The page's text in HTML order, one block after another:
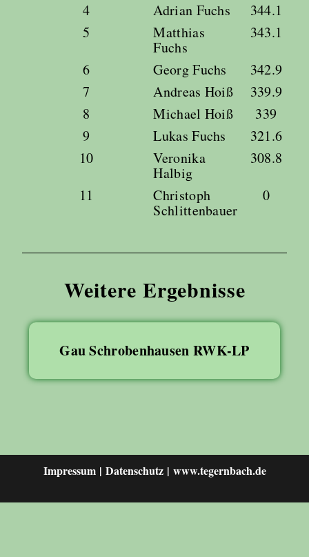
4
Adrian Fuchs 344.1
5
Matthias
Fuchs
343.1
6
Georg Fuchs 342.9
7
Andreas Hoiß
339.9
8
Michael Hoiß
339
9
Lukas Fuchs 321.6
10
Veronika
Halbig
308.8
11
Christoph
Schlittenbauer
0
Weitere Ergebnisse
Gau Schrobenhausen RWK-LP
Impressum Datenschutz www.tegernbach.de